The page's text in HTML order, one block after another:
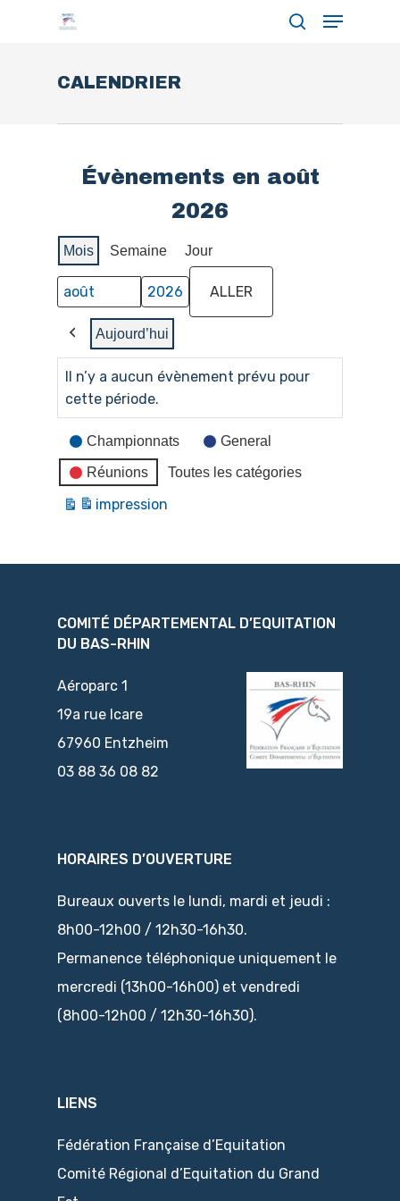
Menu
CALENDRIER
Évènements en août
2026
Mois Semaine Jour
Mois
Année
Précédent
Aujourd’hui
Il n’y a aucun évènement prévu pour
cette période.
Catégories
d’évènement
Championnats General
Réunions Toutes les catégories
Vue
impression
COMITÉ DÉPARTEMENTAL D’EQUITATION
DU BAS-RHIN
Aéroparc 1
19a rue Icare
67960 Entzheim
03 88 36 08 82
HORAIRES D’OUVERTURE
Bureaux ouverts le lundi, mardi et jeudi :
8h00-12h00 / 12h30-16h30.
Permanence téléphonique uniquement le
mercredi (13h00-16h00) et vendredi
(8h00-12h00 / 12h30-16h30).
LIENS
Fédération Française d’Equitation
Comité Régional d’Equitation du Grand